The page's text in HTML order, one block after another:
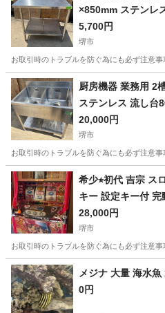
×850mm ステンレ
5,700円
堺市
お取引時のトラブルを防ぐ為にも必ず注意
大阪 堺市 その他 厨房機器
厨房機器 業務用 2
ステンレス 流し台
20,000円
堺市
お取引時のトラブルを防ぐ為にも必ず注意
大阪 堺市 その他
希少⭐︎初代 吉宗 ス
キー 設定キー付 完
28,000円
堺市
お取引時のトラブルを防ぐ為にも必ず注意
大阪 堺市 その他
メジナ 大量 海水
0円